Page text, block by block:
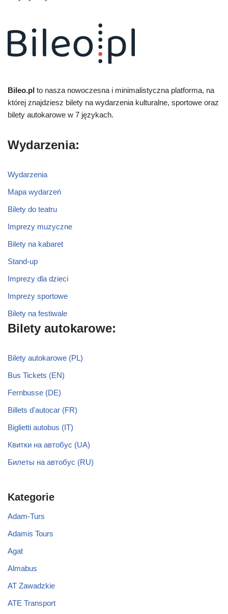
Bileo.pl to nasza nowoczesna i minimalistyczna platforma, na
której znajdziesz bilety na wydarzenia kulturalne, sportowe oraz
bilety autokarowe w 7 językach.
Wydarzenia:
Wydarzenia
Mapa wydarzeń
Bilety do teatru
Imprezy muzyczne
Bilety na kabaret
Stand-up
Imprezy dla dzieci
Imprezy sportowe
Bilety na festiwale
Bilety autokarowe:
Bilety autokarowe (PL)
Bus Tickets (EN)
Fernbusse (DE)
Billets d'autocar (FR)
Biglietti autobus (IT)
Квитки на автобус (UA)
Билеты на автобус (RU)
Kategorie
Adam-Turs
Adamis Tours
Agat
Almabus
AT Zawadzkie
ATE Transport